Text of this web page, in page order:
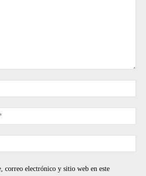
correo electrónico y sitio web en este